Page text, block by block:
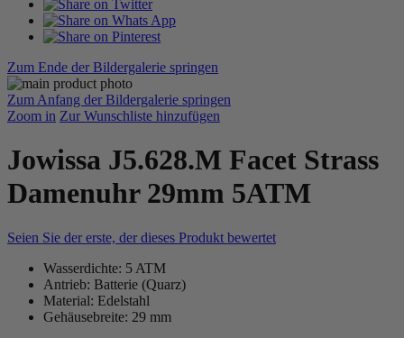
Zum Ende der Bildergalerie springen
Zum Anfang der Bildergalerie springen
Zoom in Zur Wunschliste hinzufügen
Jowissa J5.628.M Facet Strass
Damenuhr 29mm 5ATM
Seien Sie der erste, der dieses Produkt bewertet
Wasserdichte: 5 ATM
Antrieb: Batterie (Quarz)
Material: Edelstahl
Gehäusebreite: 29 mm